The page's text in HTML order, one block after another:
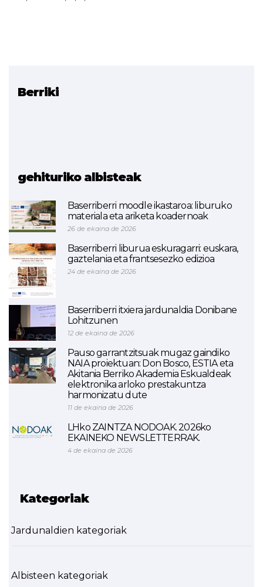
Berriki
gehituriko albisteak
Baserriberri moodle ikastaroa: liburuko
materiala eta ariketa koadernoak
26 de ekaina de 2026
Baserriberri liburua eskuragarri: euskara,
gaztelania eta frantsesezko edizioa
24 de ekaina de 2026
Baserriberri itxiera jardunaldia Donibane
Lohitzunen
12 de ekaina de 2026
Pauso garrantzitsuak mugaz gaindiko
NAIA proiektuan: Don Bosco, ESTIA eta
Akitania Berriko Akademia Eskualdeak
elektronika arloko prestakuntza
harmonizatu dute
11 de ekaina de 2026
LHko ZAINTZA NODOAK. 2026ko
EKAINEKO NEWSLETTERRAK.
4 de ekaina de 2026
Kategoriak
Jardunaldien kategoriak
Albisteen kategoriak